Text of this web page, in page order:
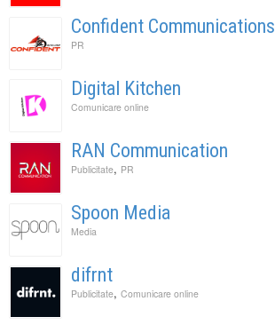
Confident Communications
PR
Digital Kitchen
Comunicare online
RAN Communication
Publicitate, PR
Spoon Media
Media
difrnt
Publicitate, Comunicare online